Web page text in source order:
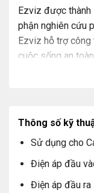
Ezviz được
phận nghiên cứu
Ezviz hỗ trợ công
cuộc sống an
camera an ninh,
bật bất của Ezviz
Năm 2016,
của Hikvision.
Thông số kỹ
Sử dụng cho
Điện áp đầu
Điện áp đầu ra